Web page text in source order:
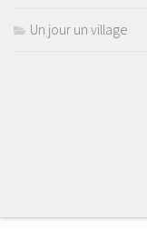
Un jour un village